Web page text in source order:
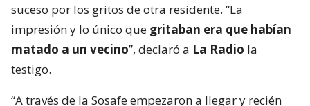
suceso por los gritos de otra residente. “La
impresión y lo único que gritaban era que habían
matado a un vecino”, declaró a La Radio la
testigo.
“A través de la Sosafe empezaron a llegar y recién